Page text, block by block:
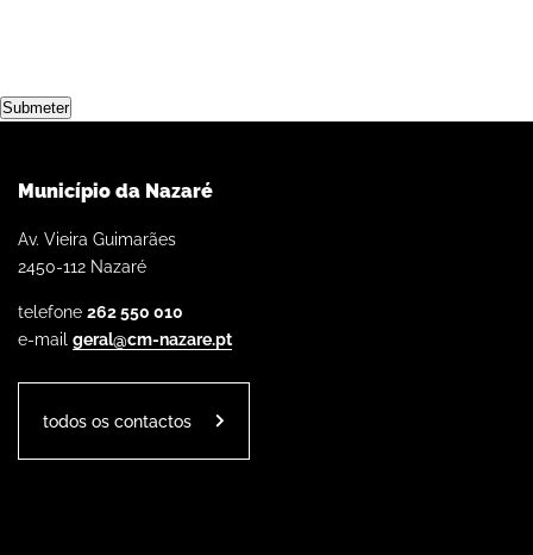
Submeter
Município da Nazaré
Av. Vieira Guimarães
2450-112 Nazaré
telefone 262 550 010
e-mail geral@cm-nazare.pt
todos os contactos